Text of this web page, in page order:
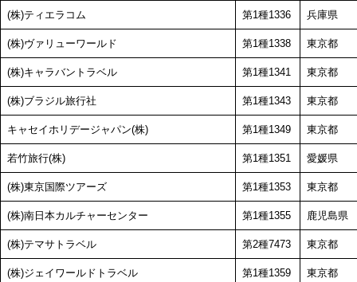
(株)ティエラコム 第1種1336 兵庫県
(株)ヴァリューワールド 第1種1338 東京都
(株)キャラバントラベル 第1種1341 東京都
(株)ブラジル旅行社 第1種1343 東京都
キャセイホリデージャパン(株) 第1種1349 東京都
若竹旅行(株) 第1種1351 愛媛県
(株)東京国際ツアーズ 第1種1353 東京都
(株)南日本カルチャーセンター 第1種1355 鹿児島県
(株)テマサトラベル 第2種7473 東京都
(株)ジェイワールドトラベル 第1種1359 東京都